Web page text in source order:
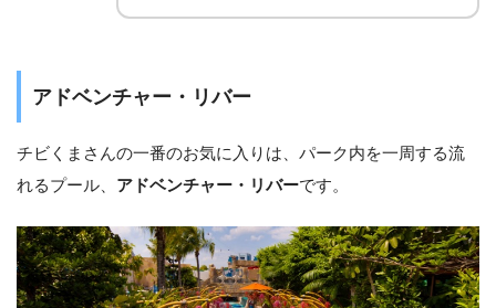
アドベンチャー・リバー
チビくまさんの一番のお気に入りは、パーク内を一周する流
れるプール、 アドベンチャー・リバーです。